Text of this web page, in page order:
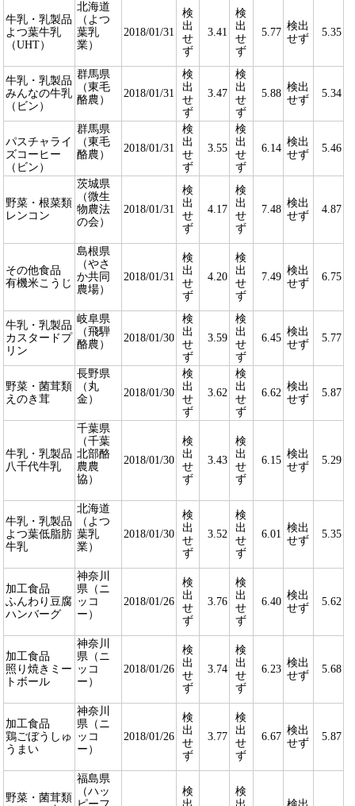
牛乳・乳製品
よつ葉牛乳
（UHT）
北海道
（よつ
葉乳
業）
2018/01/31
検
出
せ
ず
3.41
検
出
せ
ず
5.77
検出
せず
5.35
牛乳・乳製品
みんなの牛乳
（ビン）
群馬県
（東毛
酪農）
2018/01/31
検
出
せ
ず
3.47
検
出
せ
ず
5.88
検出
せず
5.34
パスチャライ
ズコーヒー
（ビン）
群馬県
（東毛
酪農）
2018/01/31
検
出
せ
ず
3.55
検
出
せ
ず
6.14
検出
せず
5.46
野菜・根菜類
レンコン
茨城県
（微生
物農法
の会）
2018/01/31
検
出
せ
ず
4.17
検
出
せ
ず
7.48
検出
せず
4.87
その他食品
有機米こうじ
島根県
（やさ
か共同
農場）
2018/01/31
検
出
せ
ず
4.20
検
出
せ
ず
7.49
検出
せず
6.75
牛乳・乳製品
カスタードプ
リン
岐阜県
（飛騨
酪農）
2018/01/30
検
出
せ
ず
3.59
検
出
せ
ず
6.45
検出
せず
5.77
野菜・菌茸類
えのき茸
長野県
（丸
金）
2018/01/30
検
出
せ
ず
3.62
検
出
せ
ず
6.62
検出
せず
5.87
牛乳・乳製品
八千代牛乳
千葉県
（千葉
北部酪
農農
協）
2018/01/30
検
出
せ
ず
3.43
検
出
せ
ず
6.15
検出
せず
5.29
牛乳・乳製品
よつ葉低脂肪
牛乳
北海道
（よつ
葉乳
業）
2018/01/30
検
出
せ
ず
3.52
検
出
せ
ず
6.01
検出
せず
5.35
加工食品
ふんわり豆腐
ハンバーグ
神奈川
県（ニ
ッコ
ー）
2018/01/26
検
出
せ
ず
3.76
検
出
せ
ず
6.40
検出
せず
5.62
加工食品
照り焼きミー
トボール
神奈川
県（ニ
ッコ
ー）
2018/01/26
検
出
せ
ず
3.74
検
出
せ
ず
6.23
検出
せず
5.68
加工食品
鶏ごぼうしゅ
うまい
神奈川
県（ニ
ッコ
ー）
2018/01/26
検
出
せ
ず
3.77
検
出
せ
ず
6.67
検出
せず
5.87
野菜・菌茸類
福島県
（ハッ
検
検